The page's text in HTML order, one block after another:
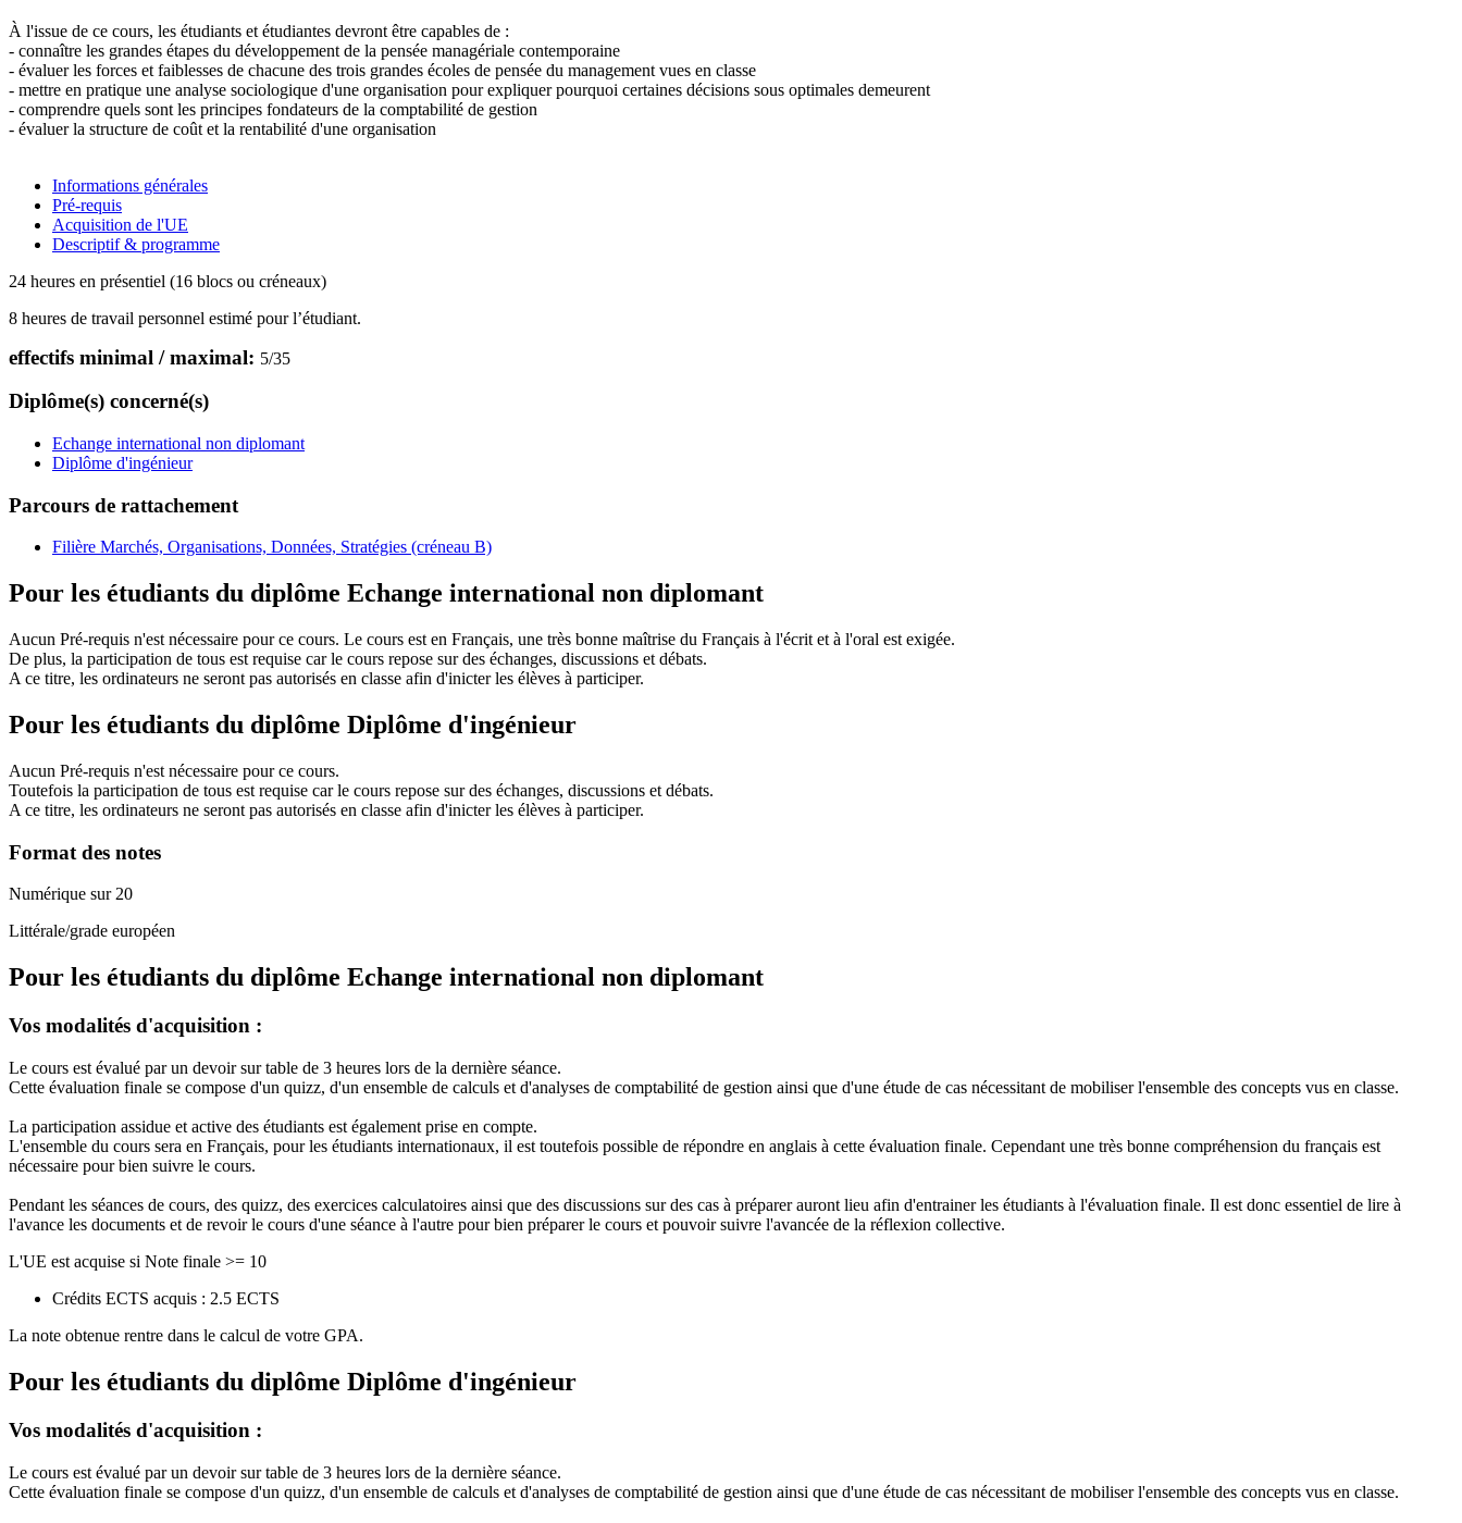
À l'issue de ce cours, les étudiants et étudiantes devront être capables de :
- connaître les grandes étapes du développement de la pensée managériale contemporaine
- évaluer les forces et faiblesses de chacune des trois grandes écoles de pensée du management vues en classe
- mettre en pratique une analyse sociologique d'une organisation pour expliquer pourquoi certaines décisions sous optimales demeurent
- comprendre quels sont les principes fondateurs de la comptabilité de gestion
- évaluer la structure de coût et la rentabilité d'une organisation
Informations générales
Pré-requis
Acquisition de l'UE
Descriptif & programme
24 heures en présentiel (16 blocs ou créneaux)
8 heures de travail personnel estimé pour l’étudiant.
effectifs minimal / maximal: 5/35
Diplôme(s) concerné(s)
Echange international non diplomant
Diplôme d'ingénieur
Parcours de rattachement
Filière Marchés, Organisations, Données, Stratégies (créneau B)
Pour les étudiants du diplôme Echange international non diplomant
Aucun Pré-requis n'est nécessaire pour ce cours. Le cours est en Français, une très bonne maîtrise du Français à l'écrit et à l'oral est exigée.
De plus, la participation de tous est requise car le cours repose sur des échanges, discussions et débats.
A ce titre, les ordinateurs ne seront pas autorisés en classe afin d'inicter les élèves à participer.
Pour les étudiants du diplôme Diplôme d'ingénieur
Aucun Pré-requis n'est nécessaire pour ce cours.
Toutefois la participation de tous est requise car le cours repose sur des échanges, discussions et débats.
A ce titre, les ordinateurs ne seront pas autorisés en classe afin d'inicter les élèves à participer.
Format des notes
Numérique sur 20
Littérale/grade européen
Pour les étudiants du diplôme Echange international non diplomant
Vos modalités d'acquisition :
Le cours est évalué par un devoir sur table de 3 heures lors de la dernière séance.
Cette évaluation finale se compose d'un quizz, d'un ensemble de calculs et d'analyses de comptabilité de gestion ainsi que d'une étude de cas nécessitant de mobiliser l'ensemble des concepts vus en classe.
La participation assidue et active des étudiants est également prise en compte.
L'ensemble du cours sera en Français, pour les étudiants internationaux, il est toutefois possible de répondre en anglais à cette évaluation finale. Cependant une très bonne compréhension du français est
nécessaire pour bien suivre le cours.
Pendant les séances de cours, des quizz, des exercices calculatoires ainsi que des discussions sur des cas à préparer auront lieu afin d'entrainer les étudiants à l'évaluation finale. Il est donc essentiel de lire à
l'avance les documents et de revoir le cours d'une séance à l'autre pour bien préparer le cours et pouvoir suivre l'avancée de la réflexion collective.
L'UE est acquise si Note finale >= 10
Crédits ECTS acquis : 2.5 ECTS
La note obtenue rentre dans le calcul de votre GPA.
Pour les étudiants du diplôme Diplôme d'ingénieur
Vos modalités d'acquisition :
Le cours est évalué par un devoir sur table de 3 heures lors de la dernière séance.
Cette évaluation finale se compose d'un quizz, d'un ensemble de calculs et d'analyses de comptabilité de gestion ainsi que d'une étude de cas nécessitant de mobiliser l'ensemble des concepts vus en classe.